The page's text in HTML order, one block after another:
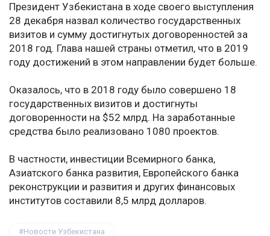
Президент Узбекистана в ходе своего выступления
28 декабря назвал количество государственных
визитов и сумму достигнутых договоренностей за
2018 год. Глава нашей страны отметил, что в 2019
году достижений в этом направлении будет больше.
Оказалось, что в 2018 году было совершено 18
государственных визитов и достигнуты
договоренности на $52 млрд. На заработанные
средства было реализовано 1080 проектов.
В частности, инвестиции Всемирного банка,
Азиатского банка развития, Европейского банка
реконструкции и развития и других финансовых
институтов составили 8,5 млрд долларов.
Новости Узбекистана